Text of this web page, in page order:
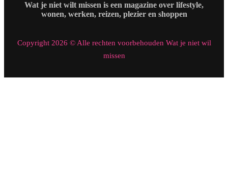
Wat je niet wilt missen is een magazine over lifestyle,
wonen, werken, reizen, plezier en shoppen
Copyright 2026 © Alle rechten voorbehouden Wat je niet wil
missen